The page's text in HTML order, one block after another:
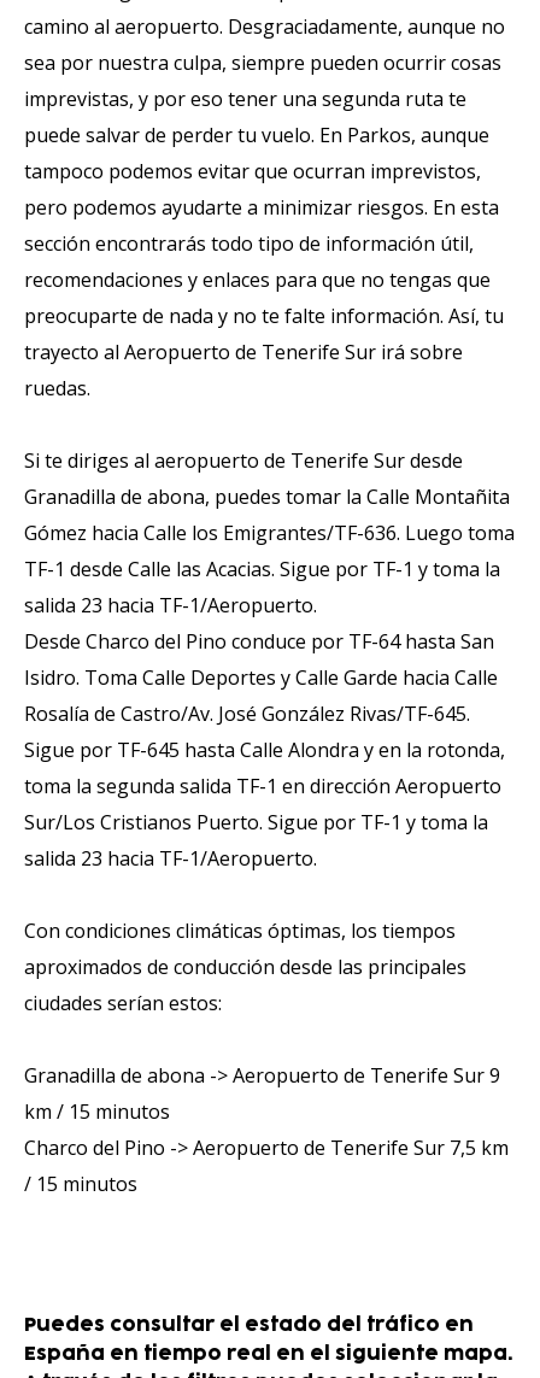
camino al aeropuerto. Desgraciadamente, aunque no
sea por nuestra culpa, siempre pueden ocurrir cosas
imprevistas, y por eso tener una segunda ruta te
puede salvar de perder tu vuelo. En Parkos, aunque
tampoco podemos evitar que ocurran imprevistos,
pero podemos ayudarte a minimizar riesgos. En esta
sección encontrarás todo tipo de información útil,
recomendaciones y enlaces para que no tengas que
preocuparte de nada y no te falte información. Así, tu
trayecto al Aeropuerto de Tenerife Sur irá sobre
ruedas.
Si te diriges al aeropuerto de Tenerife Sur desde
Granadilla de abona, puedes tomar la Calle Montañita
Gómez hacia Calle los Emigrantes/TF-636. Luego toma
TF-1 desde Calle las Acacias. Sigue por TF-1 y toma la
salida 23 hacia TF-1/Aeropuerto.
Desde Charco del Pino conduce por TF-64 hasta San
Isidro. Toma Calle Deportes y Calle Garde hacia Calle
Rosalía de Castro/Av. José González Rivas/TF-645.
Sigue por TF-645 hasta Calle Alondra y en la rotonda,
toma la segunda salida TF-1 en dirección Aeropuerto
Sur/Los Cristianos Puerto. Sigue por TF-1 y toma la
salida 23 hacia TF-1/Aeropuerto.
Con condiciones climáticas óptimas, los tiempos
aproximados de conducción desde las principales
ciudades serían estos:
Granadilla de abona -> Aeropuerto de Tenerife Sur 9
km / 15 minutos
Charco del Pino -> Aeropuerto de Tenerife Sur 7,5 km
/ 15 minutos
Puedes consultar el estado del tráfico en
España en tiempo real en el siguiente mapa.